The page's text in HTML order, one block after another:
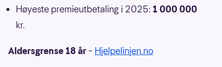
Høyeste premieutbetaling i 2025: 1 000 000
kr.
Aldersgrense 18 år – Hjelpelinjen.no